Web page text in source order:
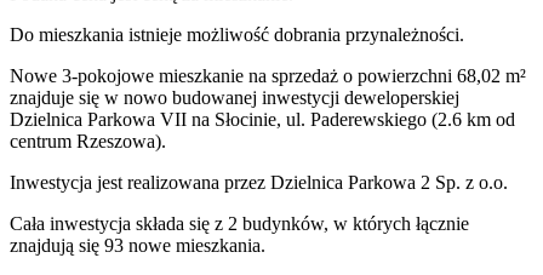
Do mieszkania istnieje możliwość dobrania przynależności.
Nowe 3-pokojowe mieszkanie na sprzedaż o powierzchni 68,02 m²
znajduje się w nowo budowanej inwestycji deweloperskiej
Dzielnica Parkowa VII na Słocinie, ul. Paderewskiego (2.6 km od
centrum Rzeszowa).
Inwestycja jest realizowana przez Dzielnica Parkowa 2 Sp. z o.o.
Cała inwestycja składa się z 2 budynków, w których łącznie
znajdują się 93 nowe mieszkania.